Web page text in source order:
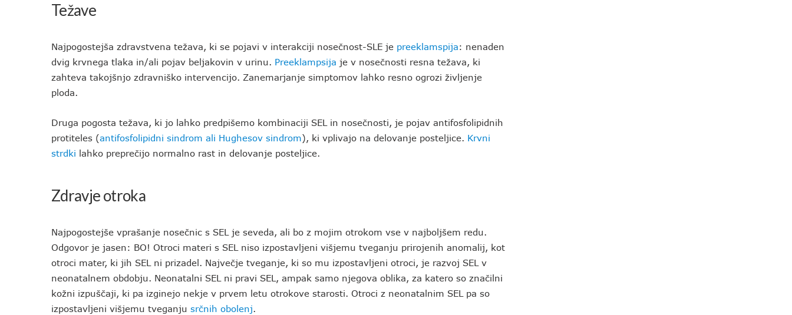
Težave
Najpogostejša zdravstvena težava, ki se pojavi v interakciji nosečnost-SLE je preeklamspija: nenaden
dvig krvnega tlaka in/ali pojav beljakovin v urinu. Preeklampsija je v nosečnosti resna težava, ki
zahteva takojšnjo zdravniško intervencijo. Zanemarjanje simptomov lahko resno ogrozi življenje
ploda.
Druga pogosta težava, ki jo lahko predpišemo kombinaciji SEL in nosečnosti, je pojav antifosfolipidnih
protiteles (antifosfolipidni sindrom ali Hughesov sindrom), ki vplivajo na delovanje posteljice. Krvni
strdki lahko preprečijo normalno rast in delovanje posteljice.
Zdravje otroka
Najpogostejše vprašanje nosečnic s SEL je seveda, ali bo z mojim otrokom vse v najboljšem redu.
Odgovor je jasen: BO! Otroci materi s SEL niso izpostavljeni višjemu tveganju prirojenih anomalij, kot
otroci mater, ki jih SEL ni prizadel. Največje tveganje, ki so mu izpostavljeni otroci, je razvoj SEL v
neonatalnem obdobju. Neonatalni SEL ni pravi SEL, ampak samo njegova oblika, za katero so značilni
kožni izpuščaji, ki pa izginejo nekje v prvem letu otrokove starosti. Otroci z neonatalnim SEL pa so
izpostavljeni višjemu tveganju srčnih obolenj.